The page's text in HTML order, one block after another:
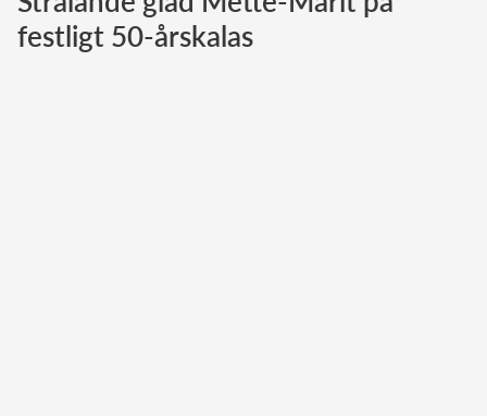
Norska kungahuset
festligt 50-årskalas